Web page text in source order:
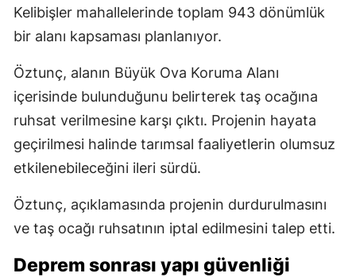
Kelibişler mahallelerinde toplam 943 dönümlük
bir alanı kapsaması planlanıyor.
Öztunç, alanın Büyük Ova Koruma Alanı
içerisinde bulunduğunu belirterek taş ocağına
ruhsat verilmesine karşı çıktı. Projenin hayata
geçirilmesi halinde tarımsal faaliyetlerin olumsuz
etkilenebileceğini ileri sürdü.
Öztunç, açıklamasında projenin durdurulmasını
ve taş ocağı ruhsatının iptal edilmesini talep etti.
Deprem sonrası yapı güvenliği